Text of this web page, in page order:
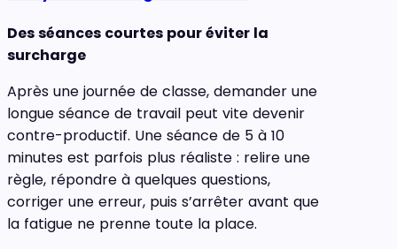
Des séances courtes pour éviter la
surcharge
Après une journée de classe, demander une
longue séance de travail peut vite devenir
contre-productif. Une séance de 5 à 10
minutes est parfois plus réaliste : relire une
règle, répondre à quelques questions,
corriger une erreur, puis s’arrêter avant que
la fatigue ne prenne toute la place.